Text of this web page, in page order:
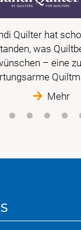
Quilter hat
was
– eine
Mehr